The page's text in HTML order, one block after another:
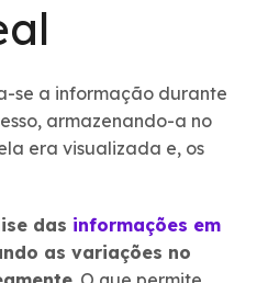
se a informação durante
armazenando-a no
era visualizada e, os
das informações em
as variações no